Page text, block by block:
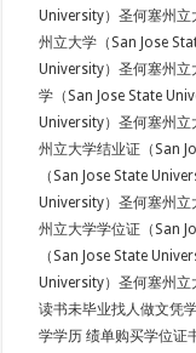
University）圣何塞州立
州立大学（San Jose
University）圣何塞州立
学（San Jose State
University）圣何塞州立
州立大学结业证（San
（San Jose State
University）圣何塞州立
州立大学学位证（San
（San Jose State
University）圣何塞州立
读书未毕业找人做文凭
学学历 绩单购买学位证